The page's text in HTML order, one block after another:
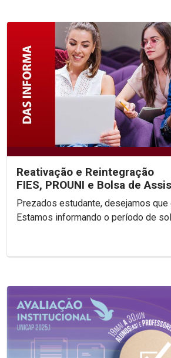
Reativação e Reintegração
FIES, PROUNI e Bolsa de
2025.2
Prezados estudante, desejamos
Estamos informando o período de